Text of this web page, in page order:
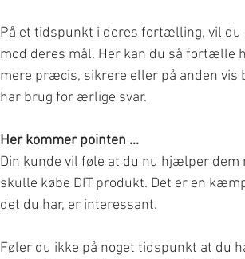
På et tidspunkt i deres fortælling, vil du
mod deres mål. Her kan du så fortælle
mere præcis, sikrere eller på anden vis
har brug for ærlige svar.
Her kommer pointen ...
Din kunde vil føle at du nu hjælper dem
skulle købe DIT produkt. Det er en
det du har, er interessant.
Føler du ikke på noget tidspunkt at du